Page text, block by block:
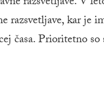
kar je
časa. Prioritetno so